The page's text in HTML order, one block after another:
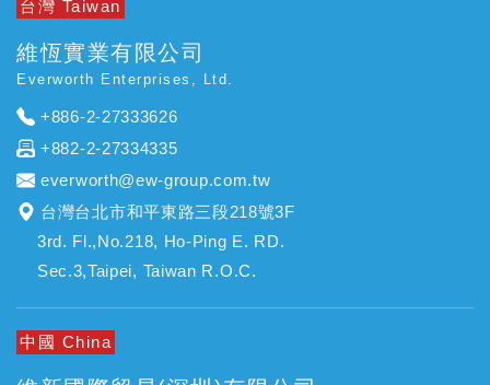
台灣 Taiwan
維恆實業有限公司
Everworth Enterprises, Ltd.
+886-2-27333626
+882-2-27334335
everworth@ew-group.com.tw
台灣台北市和平東路三段218號3F
3rd. Fl.,No.218, Ho-Ping E. RD.
Sec.3,Taipei, Taiwan R.O.C.
中國 China